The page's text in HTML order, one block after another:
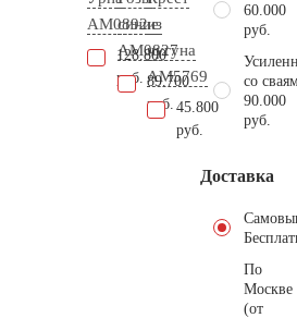
AM0892
128.800
руб.
синие
AM0827
89.700
руб.
из
чугуна
AM5769
45.800
руб.
60.000
руб.
со
90.000
руб.
Доставка
По
Москве
(от